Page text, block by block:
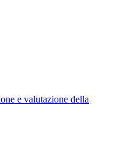
e valutazione della